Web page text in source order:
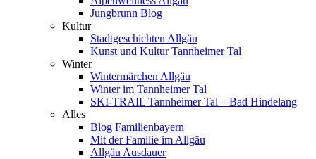
Jungbrunn Blog
Kultur
Stadtgeschichten Allgäu
Kunst und Kultur Tannheimer Tal
Winter
Wintermärchen Allgäu
Winter im Tannheimer Tal
SKI-TRAIL Tannheimer Tal – Bad Hindelang
Alles
Blog Familienbayern
Mit der Familie im Allgäu
Allgäu Ausdauer